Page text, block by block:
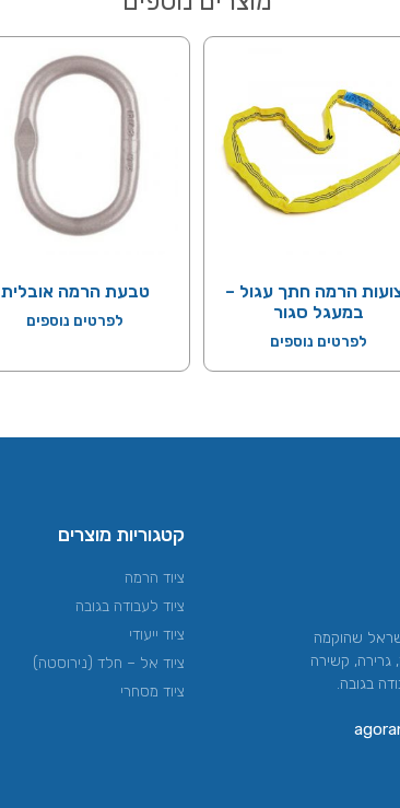
הרמה חתך עגול –
במעגל סגור
לפרטים נוספים
טבעת הרמה אובלית
לפרטים נוספים
שהוקמה
גרירה, קשירה
בגובה.
קטגוריות מוצרים
ציוד הרמה​
ציוד לעבודה בגובה
ציוד ייעודי
ציוד אל – חלד (נירוסטה)
ציוד מסחרי